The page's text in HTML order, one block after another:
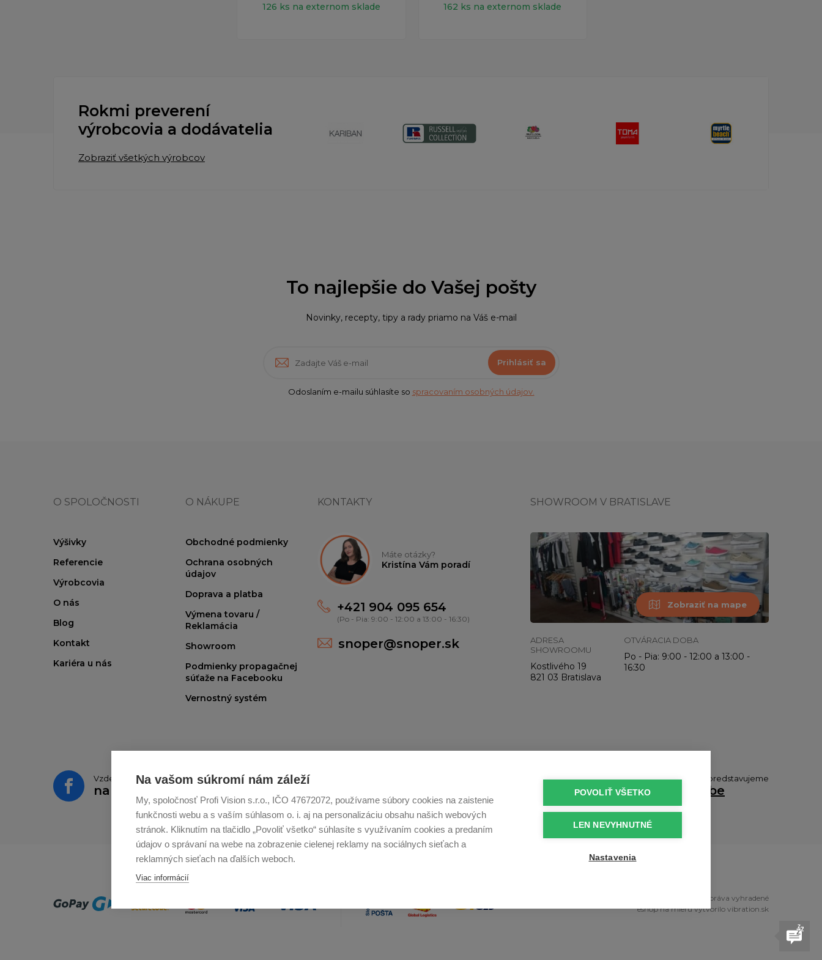
126 ks na externom sklade 162 ks na externom sklade
Rokmi preverení
výrobcovia a dodávatelia
Zobraziť všetkých výrobcov
To najlepšie do Vašej pošty
Novinky, recepty, tipy a rady priamo na Váš e-mail
Prihlásiť sa
Odoslaním e-mailu súhlasíte so spracovaním osobných údajov.
O SPOLOČNOSTI
Výšivky
Referencie
Výrobcovia
O nás
Blog
Kontakt
Kariéra u nás
O NÁKUPE
Obchodné podmienky
Ochrana osobných
údajov
Doprava a platba
Výmena tovaru /
Reklamácia
Showroom
Podmienky propagačnej
súťaže na Facebooku
Vernostný systém
KONTAKTY
Máte otázky?
Kristína Vám poradí
+421 904 095 654
(Po - Pia: 9:00 - 12:00 a 13:00 - 16:30)
snoper@snoper.sk
SHOWROOM V BRATISLAVE
Zobraziť na mape
ADRESA
SHOWROOMU
Kostlivého 19
821 03 Bratislava
OTVÁRACIA DOBA
Po - Pia: 9:00 - 12:00 a 13:00 -
16:30
Vzdelávajte se a sledujte nás
na
Krásne produkty si priamo hovoria O novinkách píšeme Produkty Vám predstavujeme
na Youtube
Copyright © 2010 - 2026 snoper.sk Všetky práva vyhradené
eshop na mieruvytvorilo vibration.sk
Na vašom súkromí nám záleží
My, spoločnosť Profi Vision s.r.o., IČO 47672072, používame súbory cookies na zaistenie
funkčnosti webu a s vaším súhlasom o. i. aj na personalizáciu obsahu našich webových
stránok. Kliknutím na tlačidlo „Povoliť všetko“ súhlasíte s využívaním cookies a predaním
údajov o správaní na webe na zobrazenie cielenej reklamy na sociálnych sieťach a
reklamných sieťach na ďalších weboch.
Viac informácií
POVOLIŤ VŠETKO
LEN NEVYHNUTNÉ
Nastavenia